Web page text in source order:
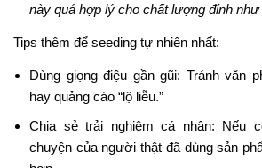
này quá hợp lý cho chất lượng đỉnh như
Tips thêm để seeding tự nhiên nhất:
Dùng giọng điệu gần gũi: Tránh văn
hay quảng cáo “lộ liễu.”
Chia sẻ trải nghiệm cá nhân: Nếu
chuyện của người thật đã dùng sản